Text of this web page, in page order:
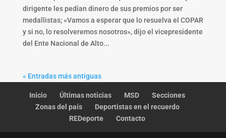
dirigente les pedían dinero de sus premios por ser
medallistas; «Vamos a esperar que lo resuelva el COPAR
y si no, lo resolveremos nosotros», dijo el vicepresidente
del Ente Nacional de Alto...
« Entradas más antiguas
Inicio Últimas noticias MSD
Secciones
Zonas del país
Deportistas en el recuerdo
REDeporte
Contacto